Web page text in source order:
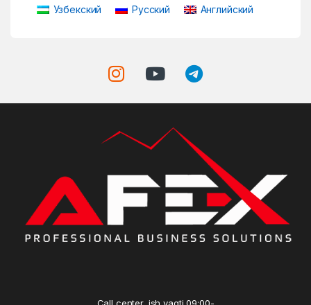
Узбекский Русский Английский
Call center, ish vaqti 09:00-